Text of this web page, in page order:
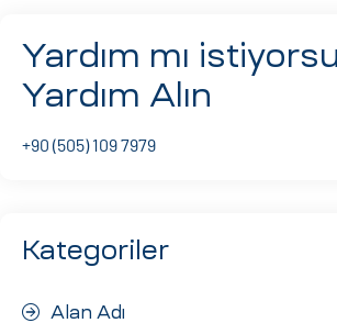
Yardım mı
Yardım Alın
+90 (505) 109 7979
Kategoriler
Alan Adı